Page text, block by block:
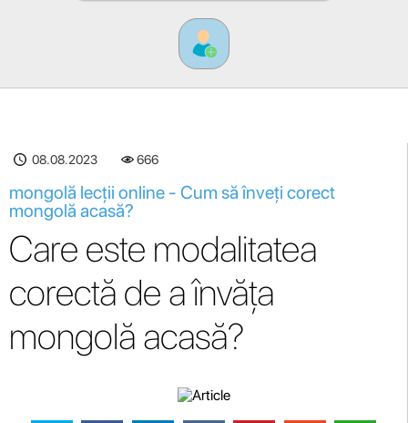
08.08.2023 666
mongolă lecții online - Cum să înveți corect
mongolă acasă?
Care este modalitatea
corectă de a învăța
mongolă acasă?